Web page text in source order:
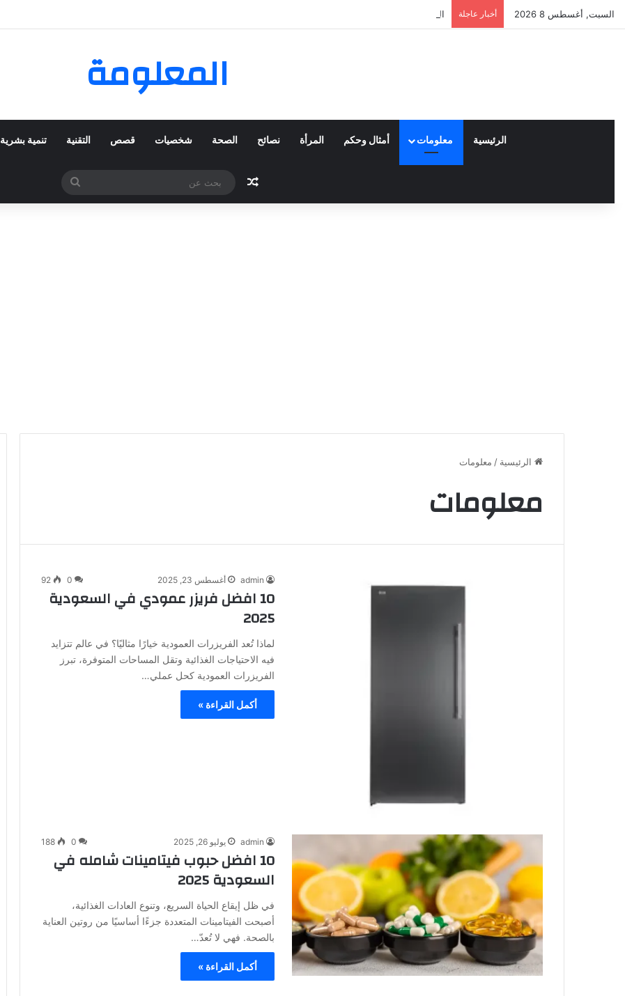
السبت, أغسطس 8 2026 أخبار عاجلة العملاء واختياراتهم لمنتجات نايكي المفضلة عبر ترينديول: استكشاف رحلة التسوق الذكي.
المعلومة
الرئيسية معلومات أمثال وحكم المرأة نصائح الصحة شخصيات قصص التقنية تنمية بشرية
مقال عشوائي
بحث
عن
الرئيسية / معلومات
معلومات
admin أغسطس 23, 2025 0
92
10 افضل فريزر عمودي​ في السعودية​
2025
لماذا تُعد الفريزرات العمودية خيارًا مثاليًا؟ في عالم تتزايد
فيه الاحتياجات الغذائية وتقل المساحات المتوفرة، تبرز
الفريزرات العمودية كحل عملي…
أكمل القراءة »
admin يوليو 26, 2025 0
188
10 افضل حبوب فيتامينات شامله​ في
السعودية 2025
في ظل إيقاع الحياة السريع، وتنوع العادات الغذائية،
أصبحت الفيتامينات المتعددة جزءًا أساسيًا من روتين العناية
بالصحة. فهي لا تُعدّ…
أكمل القراءة »